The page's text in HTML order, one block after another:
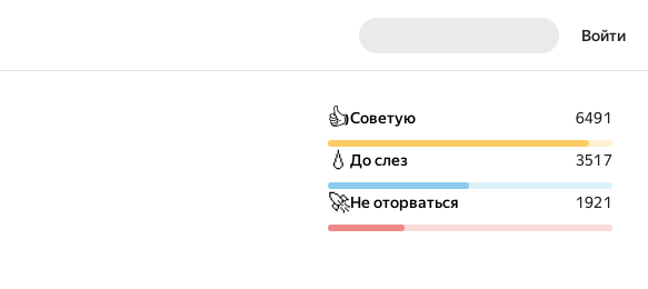
Войти
👍Советую 6491
💧 До слез 3517
🚀Не оторваться 1921